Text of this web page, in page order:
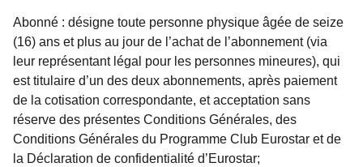
Abonné : désigne toute personne physique âgée de seize
(16) ans et plus au jour de l’achat de l’abonnement (via
leur représentant légal pour les personnes mineures), qui
est titulaire d’un des deux abonnements, après paiement
de la cotisation correspondante, et acceptation sans
réserve des présentes Conditions Générales, des
Conditions Générales du Programme Club Eurostar et de
la Déclaration de confidentialité d’Eurostar;